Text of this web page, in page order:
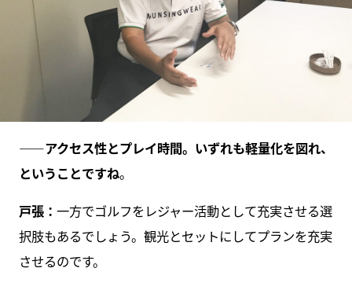
――アクセス性とプレイ時間。いずれも軽量化を図れ、
ということですね。
戸張： 一方でゴルフをレジャー活動として充実させる選
択肢もあるでしょう。観光とセットにしてプランを充実
させるのです。